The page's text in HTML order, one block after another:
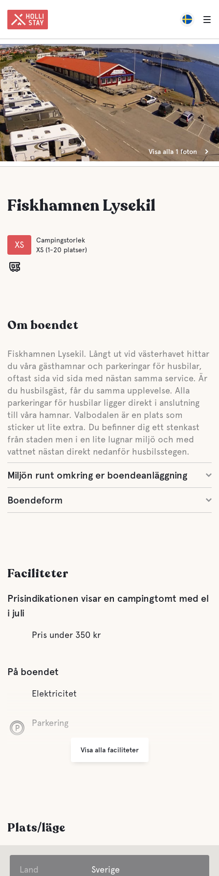
Visa alla 1 foton
Fiskhamnen Lysekil
XS
Campingstorlek
XS (1-20 platser)
Om boendet
Fiskhamnen Lysekil. Långt ut vid västerhavet hittar
du våra gästhamnar och parkeringar för husbilar,
oftast sida vid sida med nästan samma service. Är
du husbilsgäst, får du samma upplevelse. Alla
parkeringar för husbilar ligger direkt i anslutning
till våra hamnar. Valbodalen är en plats som
sticker ut lite extra. Du befinner dig ett stenkast
från staden men i en lite lugnar miljö och med
vattnet nästan direkt nedanför husbilsstegen.
Miljön runt omkring er boendeanläggning
Boendeform
Faciliteter
Prisindikationen visar en campingtomt med el
i juli
Pris under 350 kr
På boendet
Elektricitet
Parkering
Öppet året runt
Gångavstånd
WC
Visa alla faciliteter
Plats/läge
Land Sverige